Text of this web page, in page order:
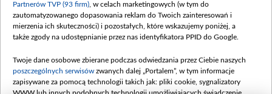
Partnerów TVP (93 firm) , w celach marketingowych (w tym do
zautomatyzowanego dopasowania reklam do Twoich zainteresowań i
mierzenia ich skuteczności) i pozostałych, które wskazujemy poniżej, a
także zgody na udostępnianie przez nas identyfikatora PPID do Google.
Twoje dane osobowe zbierane podczas odwiedzania przez Ciebie naszych
poszczególnych serwisów zwanych dalej „Portalem”, w tym informacje
zapisywane za pomocą technologii takich jak: pliki cookie, sygnalizatory